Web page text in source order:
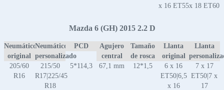
x 16 ET55x 18 ET60
Mazda 6 (GH) 2015 2.2 D
Neumático
original
Neumático
personalizado
PCD
Agujero
central
Tamaño
de rosca
Llanta
original
Llanta
205/60
R16
215/50
R17|225/45
R18
5*114,3 67,1 mm 12*1,5
6 x 16
ET50|6,5
x 16
7 x 17
ET50|7 x
17